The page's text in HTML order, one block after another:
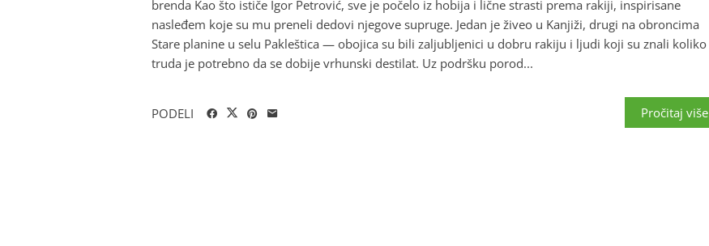
brenda Kao što ističe Igor Petrović, sve je počelo iz hobija i lične strasti prema rakiji, inspirisane
nasleđem koje su mu preneli dedovi njegove supruge. Jedan je živeo u Kanjiži, drugi na obroncima
Stare planine u selu Pakleštica — obojica su bili zaljubljenici u dobru rakiju i ljudi koji su znali koliko
truda je potrebno da se dobije vrhunski destilat. Uz podršku porod...
Pročitaj više
PODELI